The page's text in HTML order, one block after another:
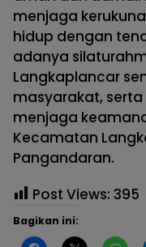
menjaga
hidup dengan
adanya
Langkaplancar
masyarakat,
menjaga
Kecamatan
Pangandaran.
Post Views: 395
Bagikan ini: